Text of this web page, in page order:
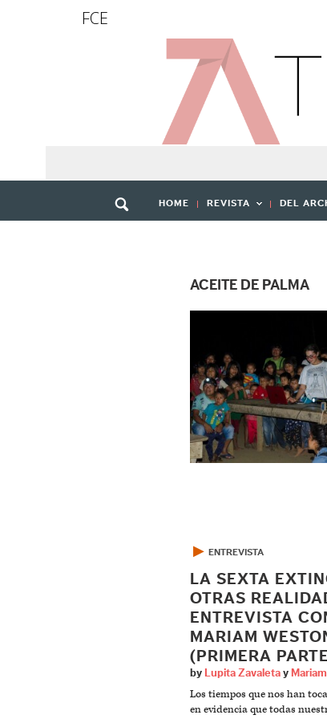
FCE
HOME REVISTA DEL
ACEITE DE PALMA
▶ ENTREVISTA
LA SEXTA
OTRAS
ENTREVISTA
MARIAM
(PRIMERA
by Lupita Zavaleta y
Los tiempos que nos han
en evidencia que todas